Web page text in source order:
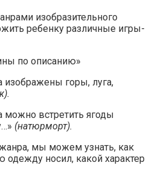
изобразительного
ребенку различные игры-
по описанию»
изображены горы, луга,
можно встретить ягоды
(натюрморт).
жанра, мы можем узнать, как
одежду носил, какой характер